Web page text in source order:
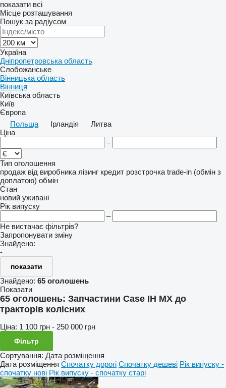
показати всі
Місце розташування
Пошук за радіусом
Україна
Дніпропетровська область
Слобожанське
Вінницька область
Вінниця
Київська область
Київ
Європа
Польща
Ірландія
Литва
Ціна
–
Тип оголошення
продаж від виробника лізинг кредит розстрочка trade-in (обмін з
доплатою) обмін
Стан
новий уживані
Рік випуску
–
Не вистачає фільтрів?
Запропонувати зміну
Знайдено:
-
показати
Знайдено: 65 оголошень
Показати
65 оголошень: Запчастини Case IH MX до
тракторів колісних
Ціна: 1 100 грн - 250 000 грн
Фільтр
Сортування: Дата розміщення
Дата розміщення Спочатку дорогі Спочатку дешеві Рік випуску -
спочатку нові Рік випуску - спочатку старі